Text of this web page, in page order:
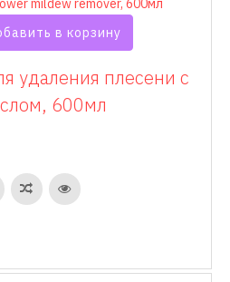
удаления плесени c
600мл